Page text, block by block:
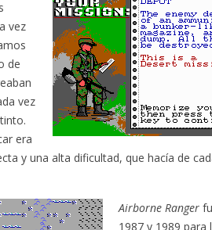
vez
de
vez
era
y una alta dificultad, que hacía de
Airborne Ranger
1987 y 1989 para